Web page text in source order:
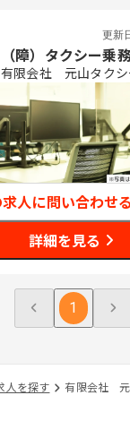
更新
（障）タクシー乗
有限会社 元山タクシ
人に問い合わせ
詳細を見る
1
人を探す 有限会社